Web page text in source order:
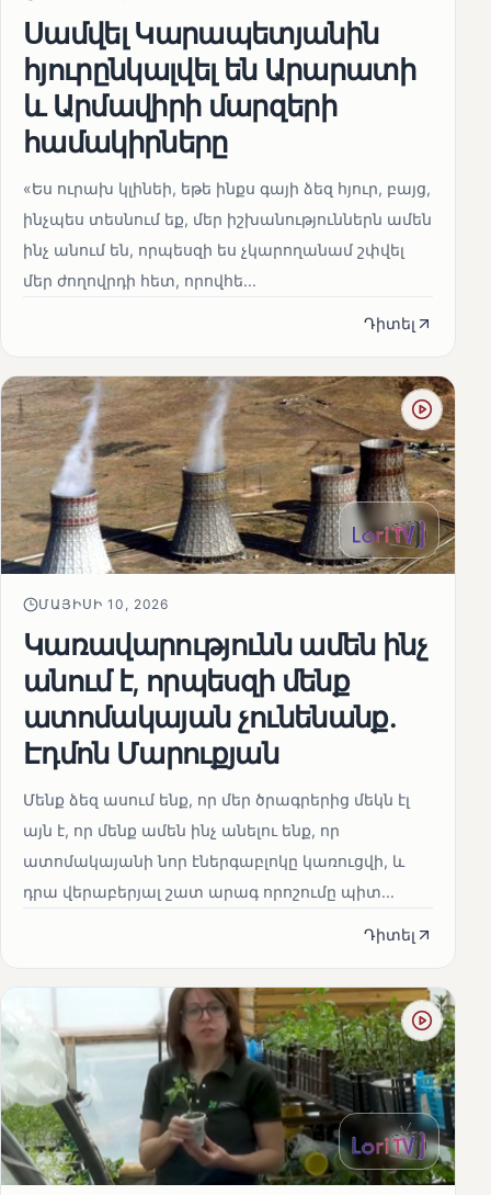
Սամվել Կարապետյանին
հյուրընկալվել են Արարատի
և Արմավիրի մարզերի
համակիրները
«Ես ուրախ կլինեի, եթե ինքս գայի ձեզ հյուր, բայց,
ինչպես տեսնում եք, մեր իշխանություններն ամեն
ինչ անում են, որպեսզի ես չկարողանամ շփվել
մեր ժողովրդի հետ, որովհե...
Դիտել
ՄԱՅԻՍԻ 10, 2026
Կառավարությունն ամեն ինչ
անում է, որպեսզի մենք
ատոմակայան չունենանք․
Էդմոն Մարուքյան
Մենք ձեզ ասում ենք, որ մեր ծրագրերից մեկն էլ
այն է, որ մենք ամեն ինչ անելու ենք, որ
ատոմակայանի նոր էներգաբլոկը կառուցվի, և
դրա վերաբերյալ շատ արագ որոշումը պիտ...
Դիտել